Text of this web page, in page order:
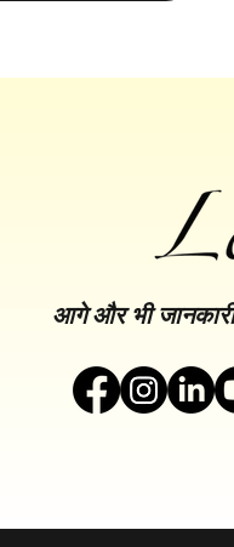
आगे और भी